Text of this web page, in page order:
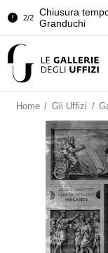
2/2
Chiusura
Granduchi
della Sala
Granduchi
Home / Gli Uffizi /